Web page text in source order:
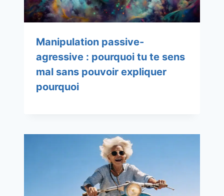
Manipulation passive-
agressive : pourquoi tu te sens
mal sans pouvoir expliquer
pourquoi